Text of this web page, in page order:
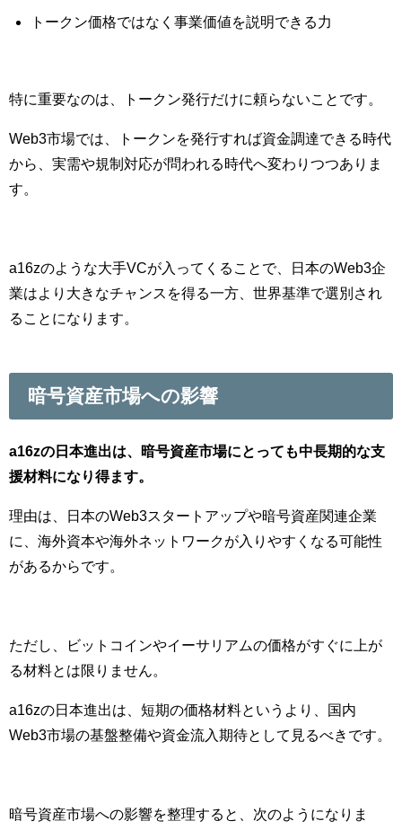
トークン価格ではなく事業価値を説明できる力
特に重要なのは、トークン発行だけに頼らないことです。
Web3市場では、トークンを発行すれば資金調達できる時代
から、実需や規制対応が問われる時代へ変わりつつありま
す。
a16zのような大手VCが入ってくることで、日本のWeb3企
業はより大きなチャンスを得る一方、世界基準で選別され
ることになります。
暗号資産市場への影響
a16zの日本進出は、暗号資産市場にとっても中長期的な支
援材料になり得ます。
理由は、日本のWeb3スタートアップや暗号資産関連企業
に、海外資本や海外ネットワークが入りやすくなる可能性
があるからです。
ただし、ビットコインやイーサリアムの価格がすぐに上が
る材料とは限りません。
a16zの日本進出は、短期の価格材料というより、国内
Web3市場の基盤整備や資金流入期待として見るべきです。
暗号資産市場への影響を整理すると、次のようになりま